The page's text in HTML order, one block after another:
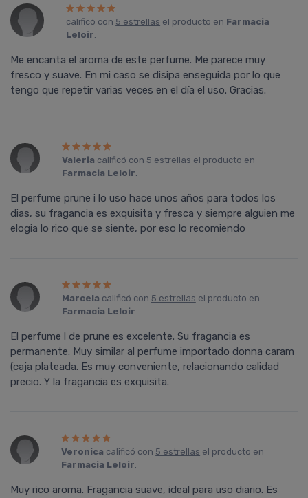
calificó con 5 estrellas el producto en Farmacia
Leloir.
Me encanta el aroma de este perfume. Me parece muy
fresco y suave. En mi caso se disipa enseguida por lo que
tengo que repetir varias veces en el día el uso. Gracias.
Valeria calificó con 5 estrellas el producto en
Farmacia Leloir.
El perfume prune i lo uso hace unos años para todos los
dias, su fragancia es exquisita y fresca y siempre alguien me
elogia lo rico que se siente, por eso lo recomiendo
Marcela calificó con 5 estrellas el producto en
Farmacia Leloir.
El perfume l de prune es excelente. Su fragancia es
permanente. Muy similar al perfume importado donna caram
(caja plateada. Es muy conveniente, relacionando calidad
precio. Y la fragancia es exquisita.
Veronica calificó con 5 estrellas el producto en
Farmacia Leloir.
Muy rico aroma. Fragancia suave, ideal para uso diario. Es